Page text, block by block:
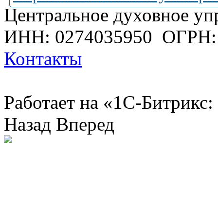
Центральное духовное
ИНН: 0274035950 ОГРН:
Контакты
Работает на «1С-
Назад Вперед